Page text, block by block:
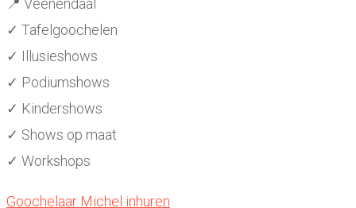
📍 Veenendaal
✓ Tafelgoochelen
✓ Illusieshows
✓ Podiumshows
✓ Kindershows
✓ Shows op maat
✓ Workshops
Goochelaar Michel inhuren